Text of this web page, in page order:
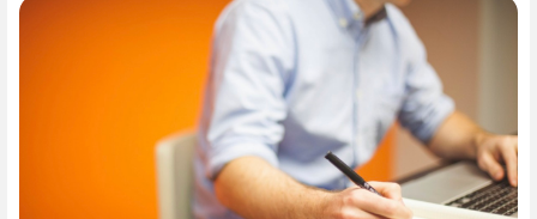
Продолжение: Покинувший
Россию внук Пугачевой
шокировал своим видом